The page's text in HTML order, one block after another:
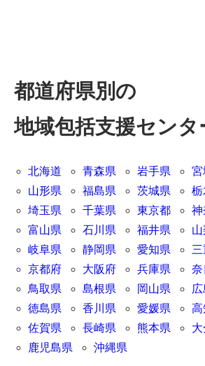
都道府県別の
地域包括支援センタ
北海道 青森県 岩手県 宮
山形県
福島県 茨城県 栃
埼玉県
千葉県 東京都 神
富山県
石川県 福井県
岐阜県
静岡県 愛知県
京都府
大阪府 兵庫県 奈
鳥取県
島根県 岡山県
徳島県
香川県 愛媛県 高
佐賀県
長崎県 熊本県
鹿児島県
沖縄県